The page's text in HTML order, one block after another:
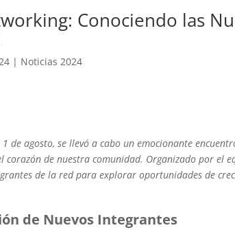
Conociendo las
| Noticias 2024
1 de agosto, se llevó a cabo un emocionante
corazón de nuestra comunidad. Organizado por el
de la red para explorar oportunidades de
de Nuevos Integrantes